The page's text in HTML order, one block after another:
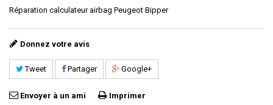
Réparation calculateur airbag Peugeot Bipper
Donnez votre avis
Tweet Partager Google+
Envoyer à un ami Imprimer